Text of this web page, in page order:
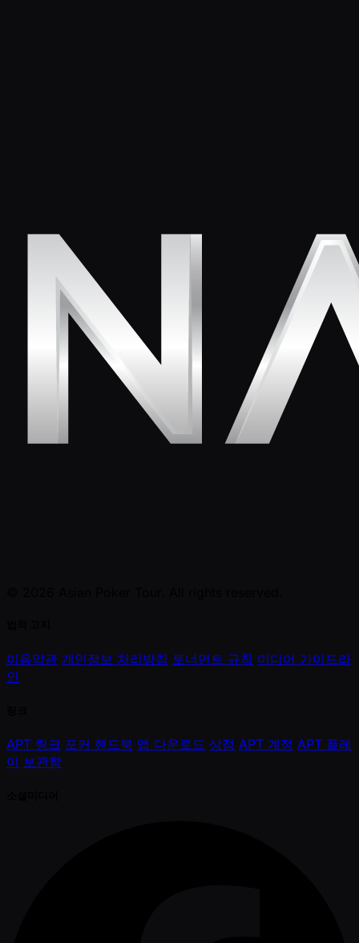
이용약관 개인정보 처리방침 토너먼트 규칙 미디어 가이드라
인
APT 링크 포커 핸드북 앱 다운로드 상점 APT 계정 APT 플레
이 보관함